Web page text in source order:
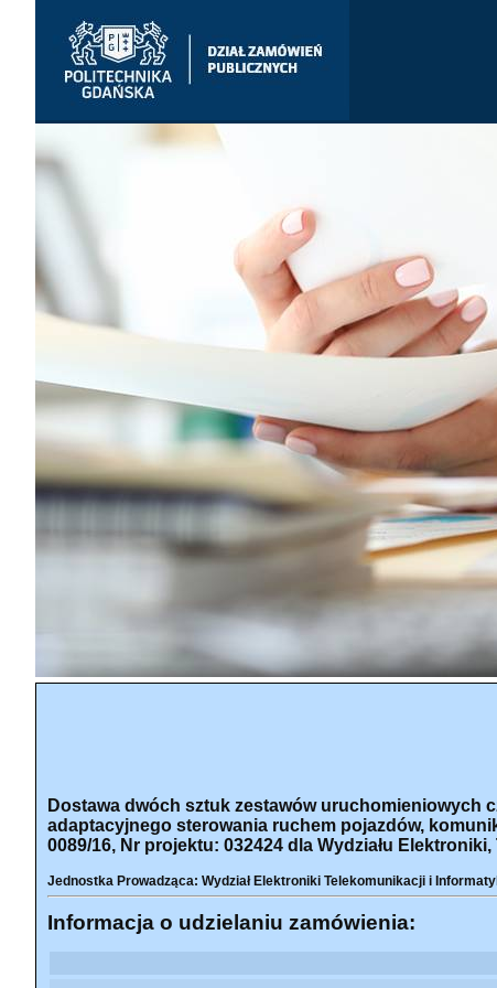
Dostawa dwóch sztuk zestawów uruchomieniowych
adaptacyjnego sterowania ruchem pojazdów,
0089/16, Nr projektu: 032424 dla Wydziału
Jednostka Prowadząca: Wydział Elektroniki Telekomunikacji i
Informacja o udzielaniu zamówienia: